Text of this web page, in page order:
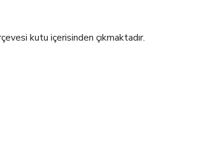
kutu içerisinden çıkmaktadır.